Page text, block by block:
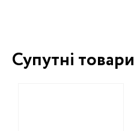
Супутні товари